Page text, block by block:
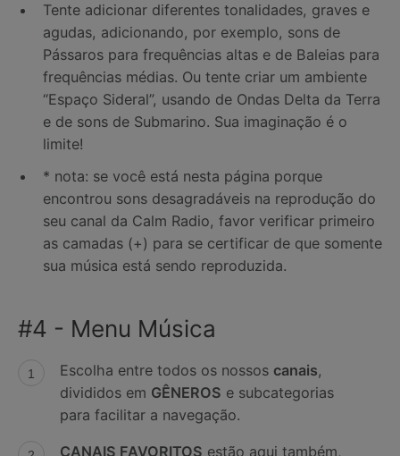
Tente adicionar diferentes tonalidades, graves e
agudas, adicionando, por exemplo, sons de
Pássaros para frequências altas e de Baleias para
frequências médias. Ou tente criar um ambiente
“Espaço Sideral”, usando de Ondas Delta da Terra
e de sons de Submarino. Sua imaginação é o
limite!
* nota: se você está nesta página porque
encontrou sons desagradáveis na reprodução do
seu canal da Calm Radio, favor verificar primeiro
as camadas (+) para se certificar de que somente
sua música está sendo reproduzida.
#4 - Menu Música
Escolha entre todos os nossos canais,
divididos em GÊNEROS e subcategorias
para facilitar a navegação.
CANAIS FAVORITOS estão aqui também,